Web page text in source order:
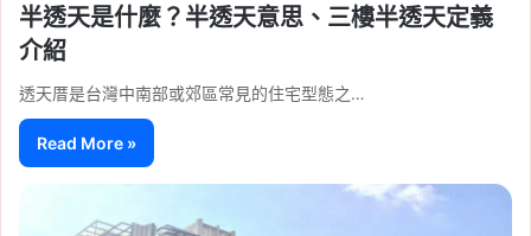
半透天是什麼？半透天意思、三樓半透天定義
介紹
透天厝是台灣中南部或郊區常見的住宅型態之…
Read More »